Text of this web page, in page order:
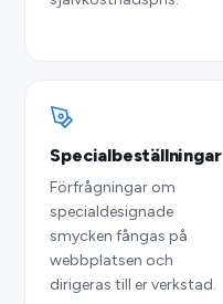
Specialbeställningar
Förfrågningar om
specialdesignade
smycken fångas på
webbplatsen och
dirigeras till er verkstad.